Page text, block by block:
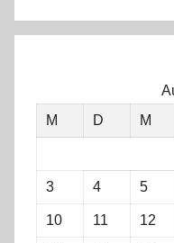
M
D M
3 4 5
10 11 12